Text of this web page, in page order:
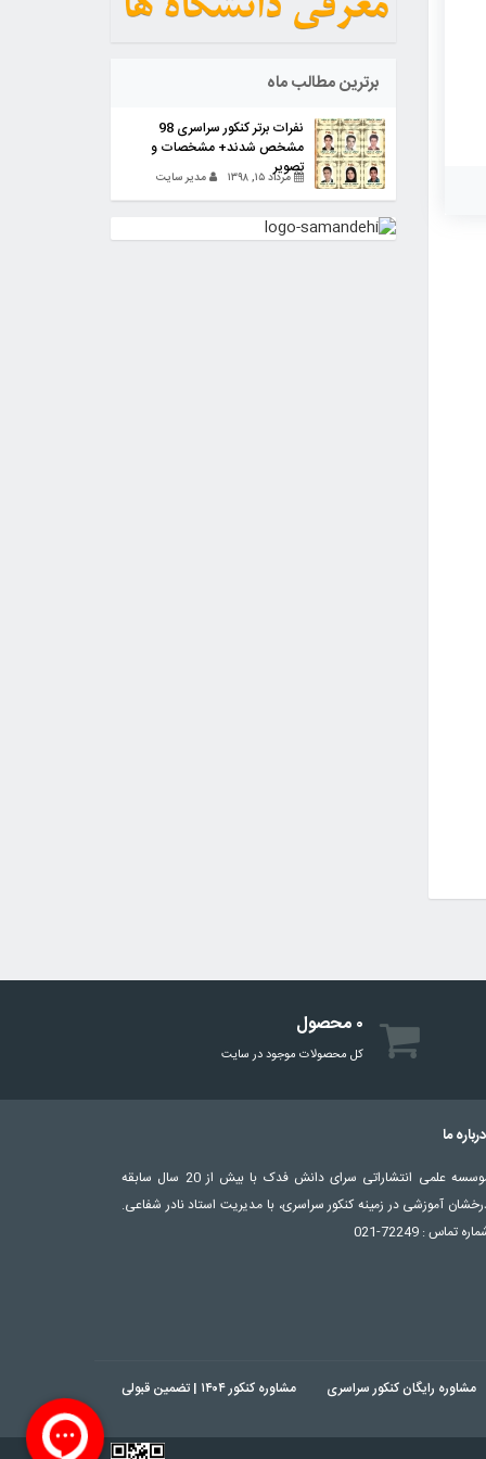
برترین مطالب ماه
نفرات برتر کنکور سراسری 98
مشخص شدند+ مشخصات و
تصویر
مرداد ۱۵, ۱۳۹۸ مدیر سایت
۰ محصول
کل محصولات موجود در سایت
ما
موسسه علمی انتشاراتی سرای دانش فدک با بیش از 20 سال سابقه
آموزشی در زمینه کنکور سراسری، با مدیریت استاد نادر شفاعی.
تماس : 72249-021
مشاوره رایگان کنکور سراسری مشاوره کنکور ۱۴۰۴ | تضمین قبولی